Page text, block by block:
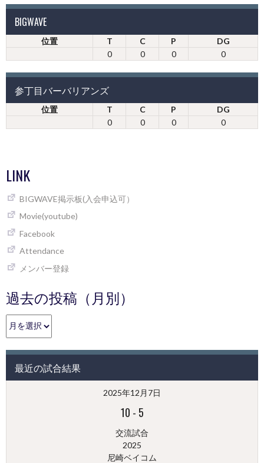
BIGWAVE
位置 T C P
DG
0
0 0 0
参丁目バーバリアンズ
位置 T C P
DG
0
0 0 0
LINK
BIGWAVE掲示板(入会申込可）
Movie(youtube)
Facebook
Attendance
メンバー登録
過去の投稿（月別）
過
去
投
（月
最近の試合結果
2025年12月7日
10 - 5
交流試合
2025
尼崎ベイコム